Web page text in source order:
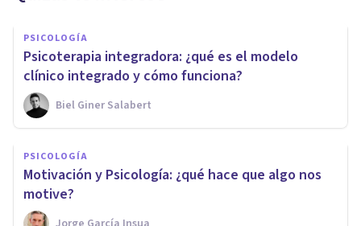
PSICOLOGÍA
Psicoterapia integradora: ¿qué es el modelo
clínico integrado y cómo funciona?
Biel Giner Salabert
PSICOLOGÍA
Motivación y Psicología: ¿qué hace que algo nos
motive?